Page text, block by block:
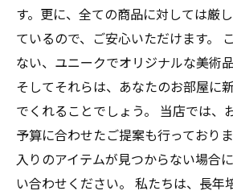
す。更に、全ての商品に対しては厳
ているので、ご安心いただけます。
ない、ユニークでオリジナルな美術
そしてそれらは、あなたのお部屋に
でくれることでしょう。 当店では、
予算に合わせたご提案も行っており
入りのアイテムが見つからない場合
い合わせください。 私たちは、長年